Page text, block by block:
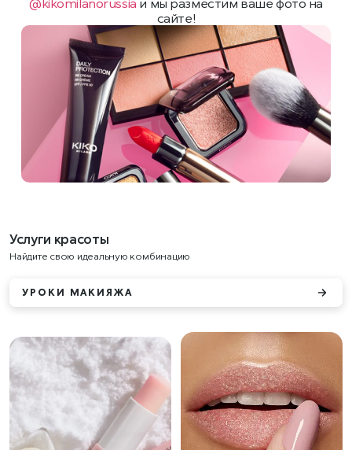
сайте!
Услуги красоты
Найдите свою идеальную комбинацию
УРОКИ МАКИЯЖА